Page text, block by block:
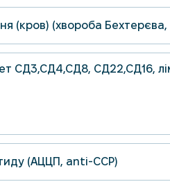
(кров) (хвороба
СД3,СД4,СД8, СД22,СД16,
(АЦЦП, anti-CCP)